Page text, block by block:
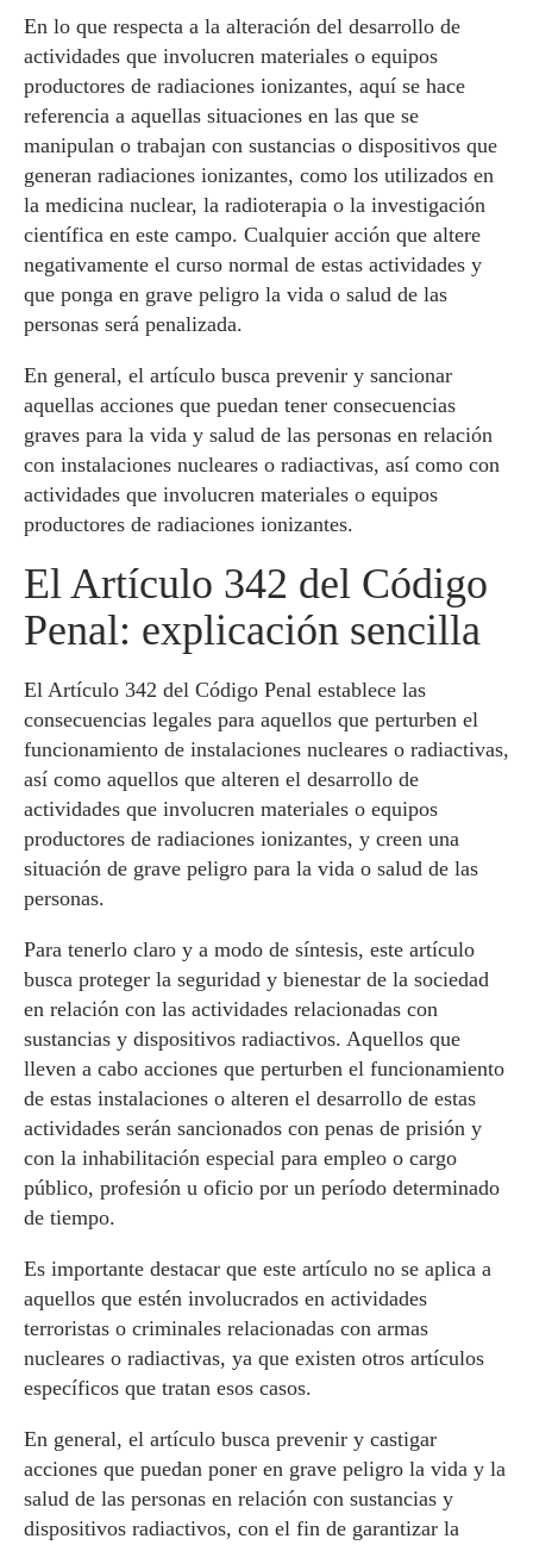
En lo que respecta a la alteración del desarrollo de
actividades que involucren materiales o equipos
productores de radiaciones ionizantes, aquí se hace
referencia a aquellas situaciones en las que se
manipulan o trabajan con sustancias o dispositivos que
generan radiaciones ionizantes, como los utilizados en
la medicina nuclear, la radioterapia o la investigación
científica en este campo. Cualquier acción que altere
negativamente el curso normal de estas actividades y
que ponga en grave peligro la vida o salud de las
personas será penalizada.
En general, el artículo busca prevenir y sancionar
aquellas acciones que puedan tener consecuencias
graves para la vida y salud de las personas en relación
con instalaciones nucleares o radiactivas, así como con
actividades que involucren materiales o equipos
productores de radiaciones ionizantes.
El Artículo 342 del Código
Penal: explicación sencilla
El Artículo 342 del Código Penal establece las
consecuencias legales para aquellos que perturben el
funcionamiento de instalaciones nucleares o radiactivas,
así como aquellos que alteren el desarrollo de
actividades que involucren materiales o equipos
productores de radiaciones ionizantes, y creen una
situación de grave peligro para la vida o salud de las
personas.
Para tenerlo claro y a modo de síntesis, este artículo
busca proteger la seguridad y bienestar de la sociedad
en relación con las actividades relacionadas con
sustancias y dispositivos radiactivos. Aquellos que
lleven a cabo acciones que perturben el funcionamiento
de estas instalaciones o alteren el desarrollo de estas
actividades serán sancionados con penas de prisión y
con la inhabilitación especial para empleo o cargo
público, profesión u oficio por un período determinado
de tiempo.
Es importante destacar que este artículo no se aplica a
aquellos que estén involucrados en actividades
terroristas o criminales relacionadas con armas
nucleares o radiactivas, ya que existen otros artículos
específicos que tratan esos casos.
En general, el artículo busca prevenir y castigar
acciones que puedan poner en grave peligro la vida y la
salud de las personas en relación con sustancias y
dispositivos radiactivos, con el fin de garantizar la